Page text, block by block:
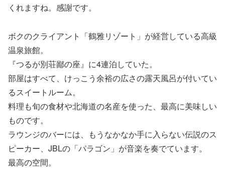
くれますね。感謝です。
ボクのクライアント「鶴雅リゾート」が経営している高級
温泉旅館。
『つるが別荘鄙の座』に4連泊していた。
部屋はすべて、けっこう余裕の広さの露天風呂が付いてい
るスイートルーム。
料理も旬の食材や北海道の名産を使った、最高に美味しい
ものです。
ラウンジのバーには、もうなかなか手に入らない伝説のス
ピーカー、JBLの「パラゴン」が音楽を奏でています。
最高の空間。